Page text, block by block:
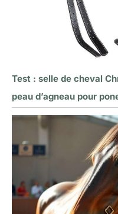
Test : selle de cheval
peau d’agneau pour